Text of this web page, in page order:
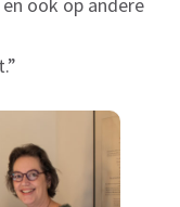
ook op andere